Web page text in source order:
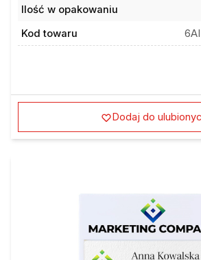
Ilość w opakowaniu
Kod towaru
Dodaj do